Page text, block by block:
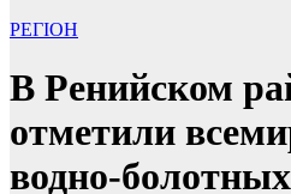
РЕГІОН
В Ренийском
отметили
водно-